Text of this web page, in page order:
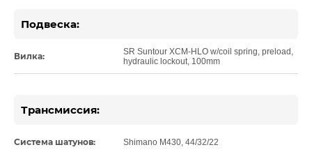
Подвеска:
Вилка:
SR Suntour XCM-HLO w/coil spring, preload,
hydraulic lockout, 100mm
Трансмиссия:
Система шатунов: Shimano M430, 44/32/22